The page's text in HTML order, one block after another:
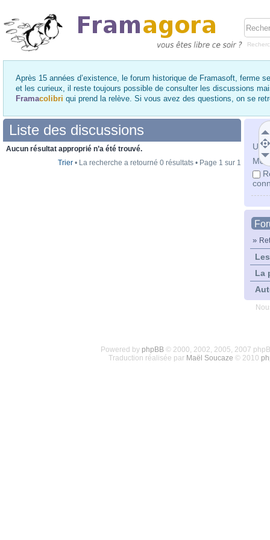
Après 15 années d’existence, le forum historique de Framasoft, ferme
et les curieux, il reste toujours possible de consulter les discussions
Framacolibri qui prend la relève. Si vous avez des questions, on se
Mot
»
La
Liste des discussions
Aucun résultat approprié n’a été trouvé.
Trier • La recherche a retourné 0 résultats • Page 1 sur 1
Powered by phpBB© 2000, 2002, 2005, 2007
Traduction réalisée par Maël Soucaze © 2010